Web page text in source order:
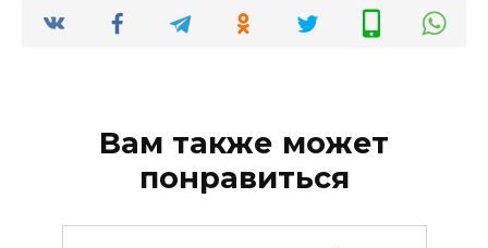
Вам также может
понравиться